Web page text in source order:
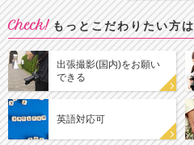
Check! もっとこだわりたい方は
出張撮影(国内)をお願い
できる
英語対応可